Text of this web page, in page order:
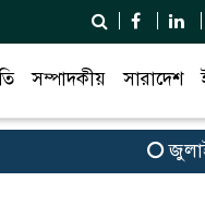
সম্পাদকীয় সারাদেশ
জুলাই